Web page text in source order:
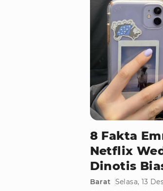
8 Fakta
Netflix
Dinotis
Barat Selasa, 13